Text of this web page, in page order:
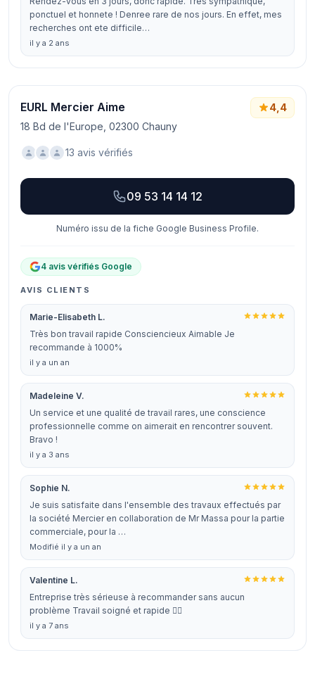
ponctuel et honnete ! Denree rare de nos jours. En effet, mes
recherches ont ete difficile…
il y a 2 ans
EURL Mercier Aime
18 Bd de l'Europe, 02300 Chauny
4,4
13 avis vérifiés
09 53 14 14 12
Numéro issu de la fiche Google Business Profile.
4 avis vérifiés Google
AVIS CLIENTS
Marie-Elisabeth L.
Très bon travail rapide Consciencieux Aimable Je
recommande à 1000%
il y a un an
Madeleine V.
Un service et une qualité de travail rares, une conscience
professionnelle comme on aimerait en rencontrer souvent.
Bravo !
il y a 3 ans
Sophie N.
Je suis satisfaite dans l'ensemble des travaux effectués par
la société Mercier en collaboration de Mr Massa pour la partie
commerciale, pour la …
Modifié il y a un an
Valentine L.
Entreprise très sérieuse à recommander sans aucun
problème Travail soigné et rapide 👍🏻
il y a 7 ans